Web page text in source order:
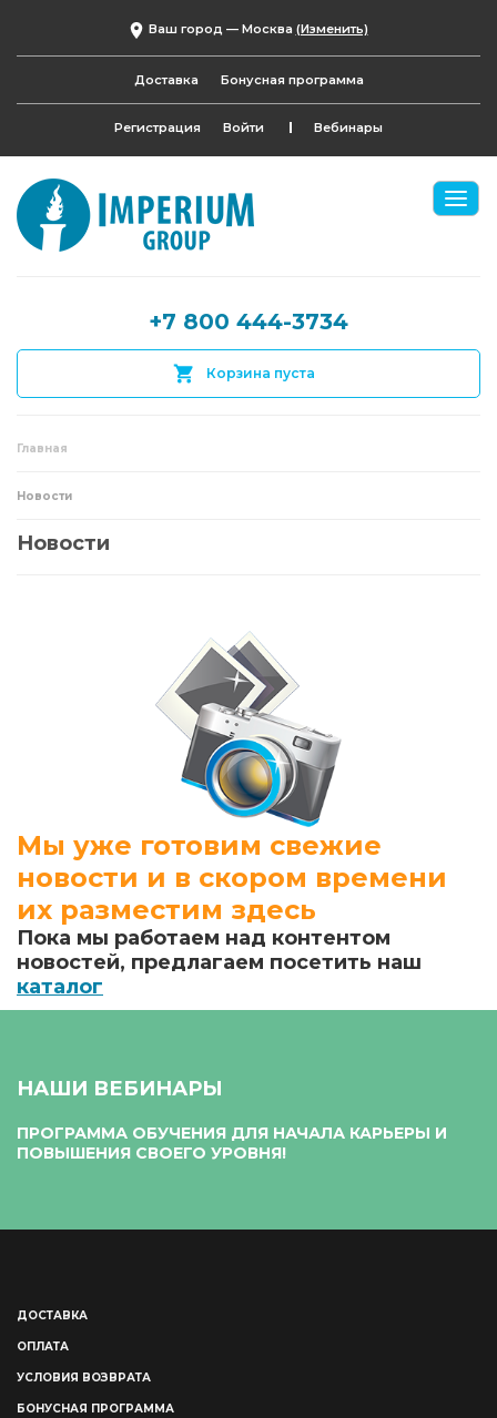
Ваш город — Москва (Изменить)
Доставка Бонусная программа
Регистрация Войти Вебинары
+7 800 444-3734
Корзина пуста
Главная
Новости
Новости
Мы уже готовим свежие
новости и в скором времени
их разместим здесь
Пока мы работаем над контентом
новостей, предлагаем посетить наш
каталог
НАШИ ВЕБИНАРЫ
ПРОГРАММА ОБУЧЕНИЯ ДЛЯ НАЧАЛА КАРЬЕРЫ И
ПОВЫШЕНИЯ СВОЕГО УРОВНЯ!
ДОСТАВКА
ОПЛАТА
УСЛОВИЯ ВОЗВРАТА
БОНУСНАЯ ПРОГРАММА